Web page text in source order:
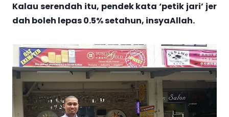
Kalau serendah itu, pendek kata ‘petik jari’ jer
dah boleh lepas 0.5% setahun, insyaAllah.